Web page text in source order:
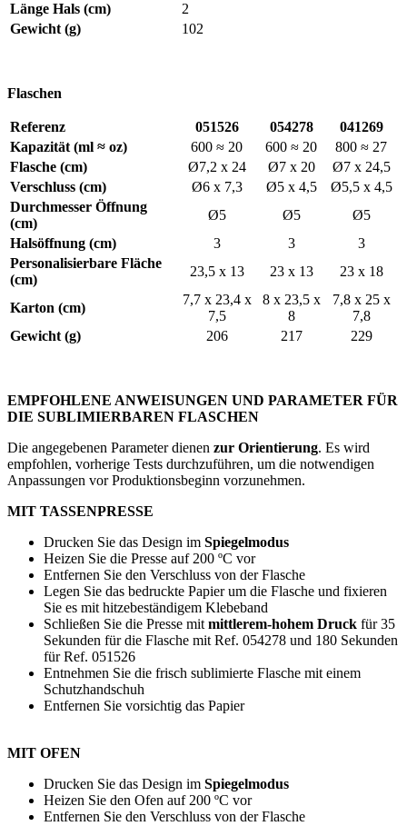
Länge Hals (cm)
2
Gewicht (g)
102
Flaschen
Referenz 051526 054278
041269
Kapazität (ml ≈ oz)
600 ≈ 20 600 ≈ 20
800 ≈ 27
Flasche (cm)
Ø7,2 x 24 Ø7 x 20
Ø7 x 24,5
Verschluss (cm)
Ø6 x 7,3 Ø5 x 4,5
Ø5,5 x 4,5
Durchmesser Öffnung
(cm)
Ø5 Ø5
Ø5
Halsöffnung (cm)
3 3
3
Personalisierbare Fläche
(cm)
23,5 x 13 23 x 13 23 x 18
Karton (cm)
7,7 x 23,4 x
7,5
8 x 23,5 x
8
7,8 x 25 x
7,8
Gewicht (g)
206 217 229
EMPFOHLENE ANWEISUNGEN UND PARAMETER FÜR
DIE SUBLIMIERBAREN FLASCHEN
Die angegebenen Parameter dienen zur Orientierung. Es wird
empfohlen, vorherige Tests durchzuführen, um die notwendigen
Anpassungen vor Produktionsbeginn vorzunehmen.
MIT TASSENPRESSE
Drucken Sie das Design im Spiegelmodus
Heizen Sie die Presse auf200 ºC vor
Entfernen Sie den Verschluss von der Flasche
Legen Sie das bedruckte Papier um die Flasche und fixieren
Sie es mit hitzebeständigem Klebeband
Schließen Sie die Presse mitmittlerem-hohem Druck für35
Sekunden für die Flasche mit Ref. 054278 und 180 Sekunden
für Ref. 051526
Entnehmen Sie die frisch sublimierte Flasche mit einem
Schutzhandschuh
Entfernen Sie vorsichtig das Papier
MIT OFEN
Drucken Sie das Design im Spiegelmodus
Heizen Sie den Ofen auf200 ºC vor
Entfernen Sie den Verschluss von der Flasche